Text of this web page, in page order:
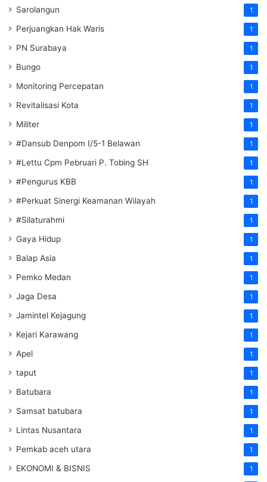
Sarolangun 1
Perjuangkan Hak Waris 1
PN Surabaya 1
Bungo 1
Monitoring Percepatan 1
Revitalisasi Kota 1
Militer 1
#Dansub Denpom I/5-1 Belawan 1
#Lettu Cpm Pebruari P. Tobing SH 1
#Pengurus KBB 1
#Perkuat Sinergi Keamanan Wilayah 1
#Silaturahmi 1
Gaya Hidup 1
Balap Asia 1
Pemko Medan 1
Jaga Desa 1
Jamintel Kejagung 1
Kejari Karawang 1
Apel 1
taput 1
Batubara 1
Samsat batubara 1
Lintas Nusantara 1
Pemkab aceh utara 1
EKONOMI & BISNIS 1